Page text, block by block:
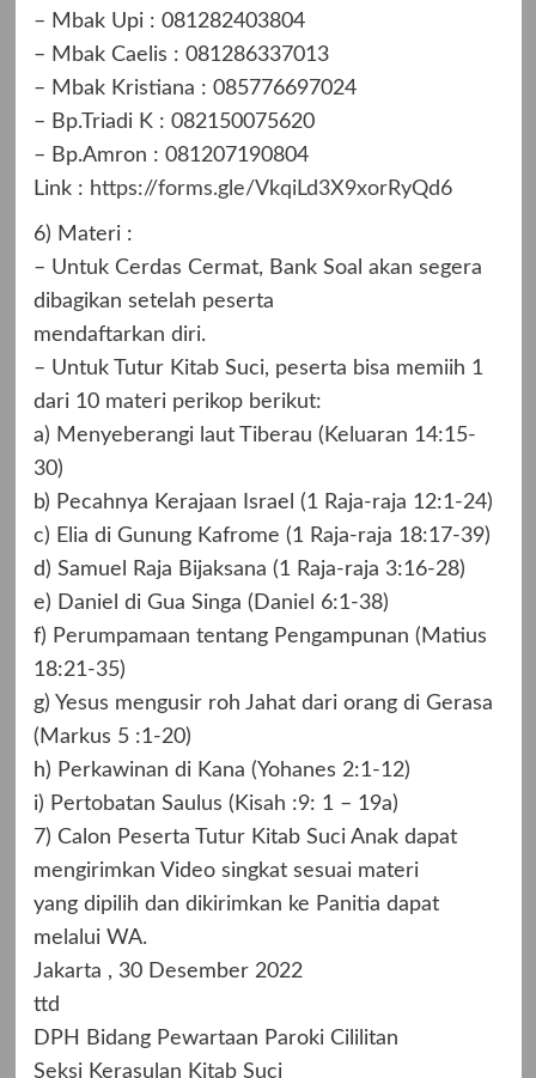
– Mbak Upi : 081282403804
– Mbak Caelis : 081286337013
– Mbak Kristiana : 085776697024
– Bp.Triadi K : 082150075620
– Bp.Amron : 081207190804
Link : https://forms.gle/VkqiLd3X9xorRyQd6
6) Materi :
– Untuk Cerdas Cermat, Bank Soal akan segera
dibagikan setelah peserta
mendaftarkan diri.
– Untuk Tutur Kitab Suci, peserta bisa memiih 1
dari 10 materi perikop berikut:
a) Menyeberangi laut Tiberau (Keluaran 14:15-
30)
b) Pecahnya Kerajaan Israel (1 Raja-raja 12:1-24)
c) Elia di Gunung Kafrome (1 Raja-raja 18:17-39)
d) Samuel Raja Bijaksana (1 Raja-raja 3:16-28)
e) Daniel di Gua Singa (Daniel 6:1-38)
f) Perumpamaan tentang Pengampunan (Matius
18:21-35)
g) Yesus mengusir roh Jahat dari orang di Gerasa
(Markus 5 :1-20)
h) Perkawinan di Kana (Yohanes 2:1-12)
i) Pertobatan Saulus (Kisah :9: 1 – 19a)
7) Calon Peserta Tutur Kitab Suci Anak dapat
mengirimkan Video singkat sesuai materi
yang dipilih dan dikirimkan ke Panitia dapat
melalui WA.
Jakarta , 30 Desember 2022
ttd
DPH Bidang Pewartaan Paroki Cililitan
Seksi Kerasulan Kitab Suci